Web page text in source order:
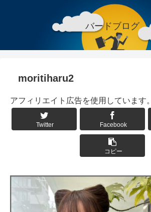
バードブログ
moritiharu2
アフィリエイト広告を使用しています。
Twitter Facebook
コピー